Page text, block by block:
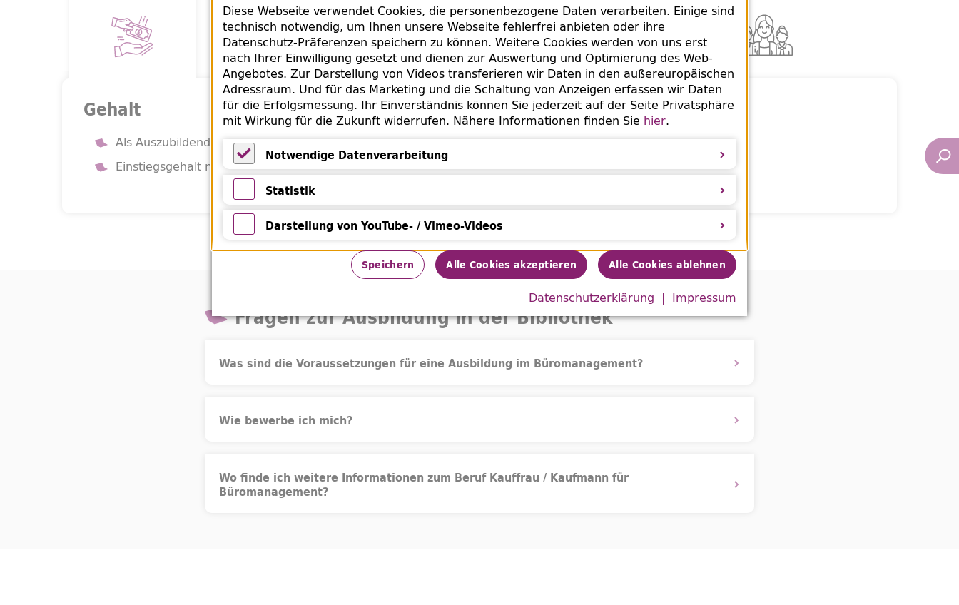
Gehalt
Als Auszubildende*r gem. Tarifvertrag circa 1.100 Euro brutto/monatlich
Einstiegsgehalt nach der Ausbildung von circa 2.600 bis 3000 Euro brutto/monatlich
Fragen zur Ausbildung in der Bibliothek
Was sind die Voraussetzungen für eine Ausbildung im Büromanagement?
Wie bewerbe ich mich?
Wo finde ich weitere Informationen zum Beruf Kauffrau / Kaufmann für
Büromanagement?
Diese Webseite verwendet Cookies, die personenbezogene Daten verarbeiten. Einige sind
technisch notwendig, um Ihnen unsere Webseite fehlerfrei anbieten oder ihre
Datenschutz-Präferenzen speichern zu können. Weitere Cookies werden von uns erst
nach Ihrer Einwilligung gesetzt und dienen zur Auswertung und Optimierung desWeb-
Angebotes. Zur Darstellung von Videos transferieren wir Daten in den außereuropäischen
Adressraum. Und für das Marketing und die Schaltung von Anzeigen erfassen wir Daten
für die Erfolgsmessung. Ihr Einverständnis können Sie jederzeit auf der Seite Privatsphäre
mit Wirkung für die Zukunft widerrufen. Nähere Informationen finden Sie hier.
Notwendige Datenverarbeitung
Notwendige Datenverarbeitung
Statistik
Statistik
Darstellung von YouTube- / Vimeo-Videos
Darstellung von YouTube- / Vimeo-Videos
Speichern Alle Cookies akzeptieren Alle Cookies ablehnen
Datenschutzerklärung Impressum